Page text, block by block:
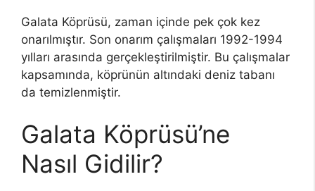
Galata Köprüsü, zaman içinde pek çok kez
onarılmıştır. Son onarım çalışmaları 1992-1994
yılları arasında gerçekleştirilmiştir. Bu çalışmalar
kapsamında, köprünün altındaki deniz tabanı
da temizlenmiştir.
Galata Köprüsü’ne
Nasıl Gidilir?